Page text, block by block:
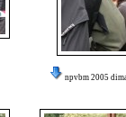
npvbm 2005